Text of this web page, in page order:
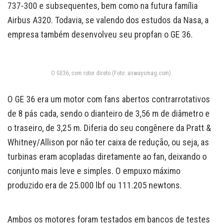
737-300 e subsequentes, bem como na futura família
Airbus A320. Todavia, se valendo dos estudos da Nasa, a
empresa também desenvolveu seu propfan o GE 36.
O GE36, com rotor direto (Foto: airwaysmag.com)
O GE 36 era um motor com fans abertos contrarrotativos
de 8 pás cada, sendo o dianteiro de 3,56 m de diâmetro e
o traseiro, de 3,25 m. Diferia do seu congênere da Pratt &
Whitney/Allison por não ter caixa de redução, ou seja, as
turbinas eram acopladas diretamente ao fan, deixando o
conjunto mais leve e simples. O empuxo máximo
produzido era de 25.000 lbf ou 111.205 newtons.
Ambos os motores foram testados em bancos de testes